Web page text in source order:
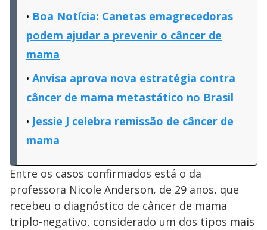
Boa Notícia: Canetas emagrecedoras
podem ajudar a prevenir o câncer de
mama
Anvisa aprova nova estratégia contra
câncer de mama metastático no Brasil
Jessie J celebra remissão de câncer de
mama
Entre os casos confirmados está o da
professora Nicole Anderson, de 29 anos, que
recebeu o diagnóstico de câncer de mama
triplo-negativo, considerado um dos tipos mais